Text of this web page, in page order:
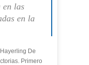
en las
en la
De
Primero